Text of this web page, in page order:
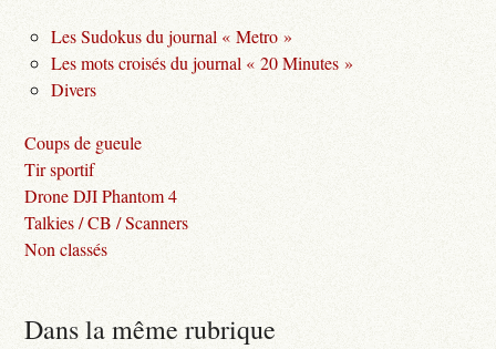
Les Sudokus du journal « Metro »
Les mots croisés du journal « 20 Minutes »
Divers
Coups de gueule
Tir sportif
Drone DJI Phantom 4
Talkies / CB / Scanners
Non classés
Dans la même rubrique